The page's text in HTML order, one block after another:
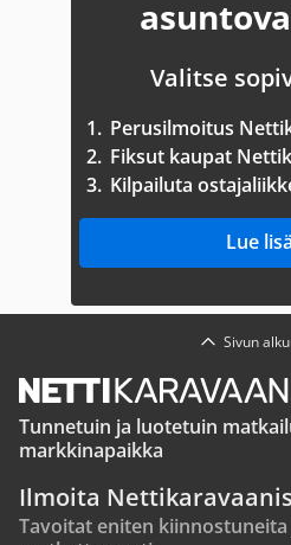
Valitse
1. Perusilmoitus
2. Fiksut kaupat
3. Kilpailuta
Lue
Sivun
Tunnetuin ja luotetuin
markkinapaikka
Ilmoita
Tavoitat eniten